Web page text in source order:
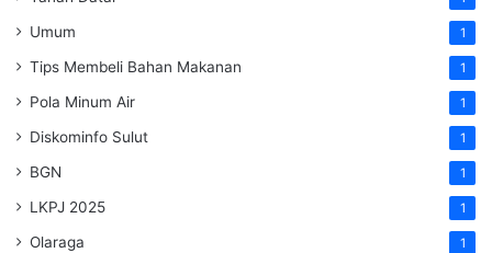
Umum 1
Tips Membeli Bahan Makanan 1
Pola Minum Air 1
Diskominfo Sulut 1
BGN 1
LKPJ 2025 1
Olaraga 1